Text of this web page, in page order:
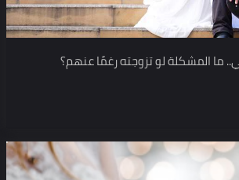
ما المشكلة لو تزوجته رغمًا عنهم؟